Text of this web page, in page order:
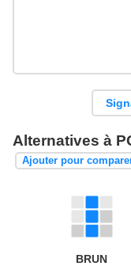
Alternatives à
Ajouter pour
BRUN